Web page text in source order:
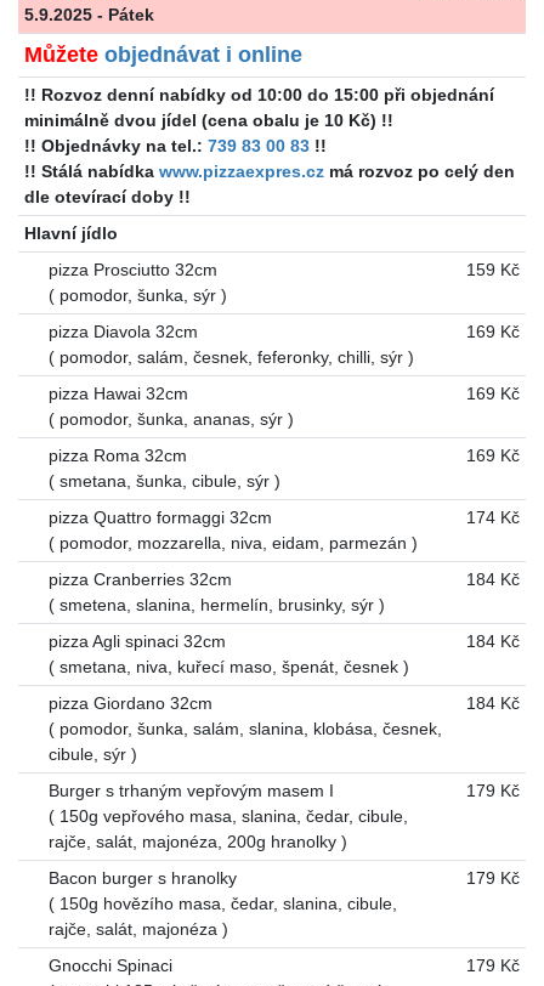
5.9.2025 - Pátek
Můžete objednávat i online
!! Rozvoz denní nabídky od 10:00 do 15:00 při objednání
minimálně dvou jídel (cena obalu je 10 Kč) !!
!! Objednávky na tel.: 739 83 00 83!!
!! Stálá nabídka www.pizzaexpres.czmá rozvoz po celý den
dle otevírací doby !!
Hlavní jídlo
pizza Prosciutto 32cm
( pomodor, šunka, sýr )
159 Kč
pizza Diavola 32cm
( pomodor, salám, česnek, feferonky, chilli, sýr )
169 Kč
pizza Hawai 32cm
( pomodor, šunka, ananas, sýr )
169 Kč
pizza Roma 32cm
( smetana, šunka, cibule, sýr )
169 Kč
pizza Quattro formaggi 32cm
( pomodor, mozzarella, niva, eidam, parmezán )
174 Kč
pizza Cranberries 32cm
( smetena, slanina, hermelín, brusinky, sýr )
184 Kč
pizza Agli spinaci 32cm
( smetana, niva, kuřecí maso, špenát, česnek )
184 Kč
pizza Giordano 32cm
( pomodor, šunka, salám, slanina, klobása, česnek,
cibule, sýr )
184 Kč
Burger s trhaným vepřovým masem I
( 150g vepřového masa, slanina, čedar, cibule,
rajče, salát, majonéza, 200g hranolky )
179 Kč
Bacon burger s hranolky
( 150g hovězího masa, čedar, slanina, cibule,
rajče, salát, majonéza )
179 Kč
Gnocchi Spinaci
179 Kč